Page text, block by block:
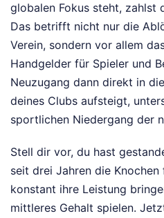
globalen Fokus steht, zahlst
Das betrifft nicht nur die
Verein, sondern vor allem
Handgelder für Spieler und
Neuzugang dann direkt in
deines Clubs aufsteigt,
sportlichen Niedergang der
Stell dir vor, du hast
seit drei Jahren die Knochen
konstant ihre Leistung
mittleres Gehalt spielen.